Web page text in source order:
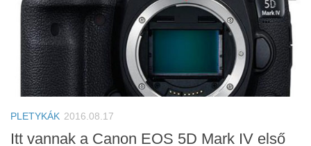
PLETYKÁK 2016.08.17
Itt vannak a Canon EOS 5D Mark IV első